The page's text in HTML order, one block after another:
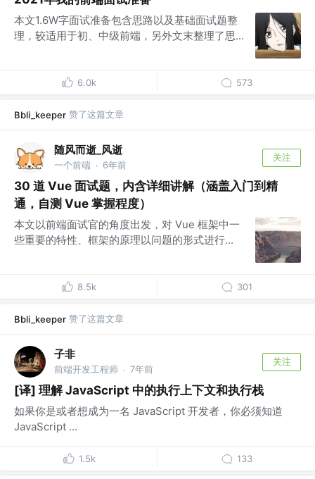
本文1.6W字面试准备包含思路以及基础面试题整
理，较适用于初、中级前端，另外文末整理了思...
6.0k 573
Bbli_keeper 赞了这篇文章
随风而逝_风逝
一个前端 · 6年前
关注
30 道 Vue 面试题，内含详细讲解（涵盖入门到精
通，自测 Vue 掌握程度）
本文以前端面试官的角度出发，对 Vue 框架中一
些重要的特性、框架的原理以问题的形式进行...
8.5k 301
Bbli_keeper 赞了这篇文章
子非
前端开发工程师 · 7年前
关注
[译] 理解 JavaScript 中的执行上下文和执行栈
如果你是或者想成为一名 JavaScript 开发者，你必须知道
JavaScript ...
1.5k 133